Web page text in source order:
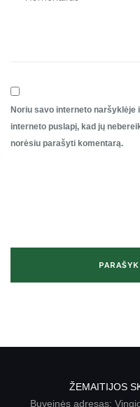
Noriu savo interneto naršyklėje
interneto puslapį, kad jų
norėsiu parašyti komentarą.
ŽEMAITIJOS
Buveinės adresas: